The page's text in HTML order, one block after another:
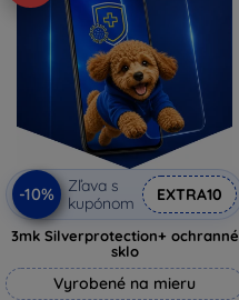
-10%
Zľava s
kupónom
EXTRA10
3mk Silverprotection+ ochranné
sklo
Vyrobené na mieru